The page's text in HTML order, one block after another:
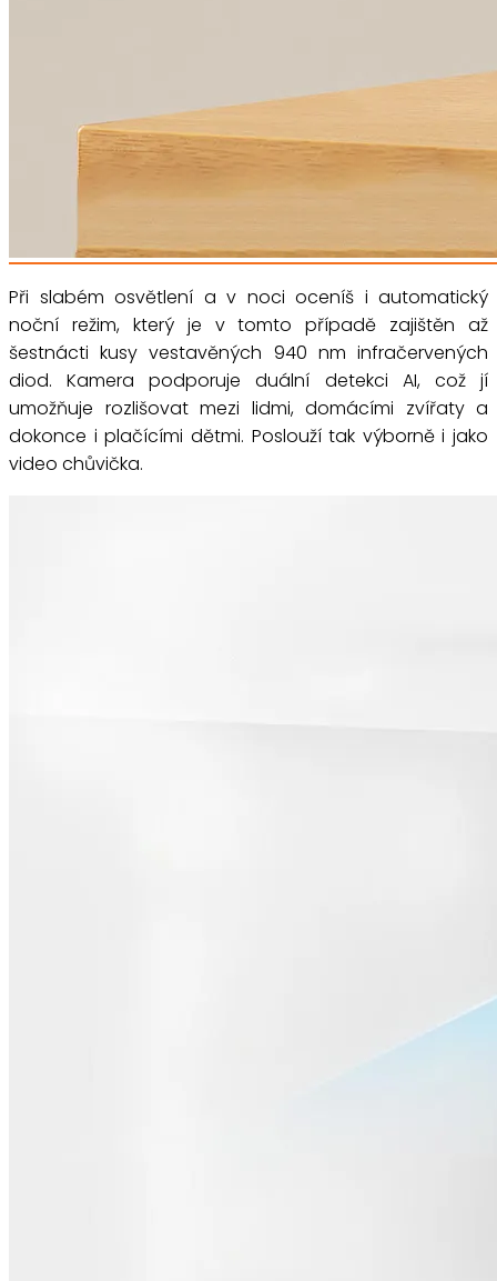
Při slabém osvětlení a v noci oceníš i automatický
noční režim, který je v tomto případě zajištěn až
šestnácti kusy vestavěných 940 nm infračervených
diod. Kamera podporuje duální detekci AI, což jí
umožňuje rozlišovat mezi lidmi, domácími zvířaty a
dokonce i plačícími dětmi. Poslouží tak výborně i jako
video chůvička.